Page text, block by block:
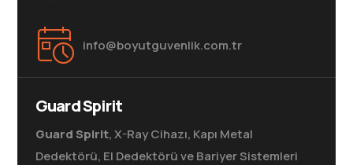
info@boyutguvenlik.com.tr
Guard Spirit
Guard Spirit, X-Ray Cihazı, Kapı Metal
Dedektörü, El Dedektörü ve Bariyer Sistemleri